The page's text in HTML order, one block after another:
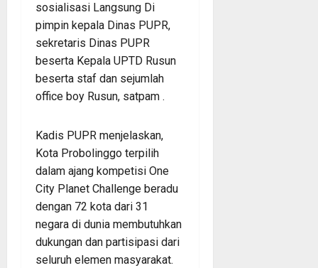
sosialisasi Langsung Di
pimpin kepala Dinas PUPR,
sekretaris Dinas PUPR
beserta Kepala UPTD Rusun
beserta staf dan sejumlah
office boy Rusun, satpam .
Kadis PUPR menjelaskan,
Kota Probolinggo terpilih
dalam ajang kompetisi One
City Planet Challenge beradu
dengan 72 kota dari 31
negara di dunia membutuhkan
dukungan dan partisipasi dari
seluruh elemen masyarakat.